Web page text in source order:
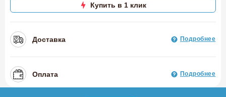
Купить в 1 клик
Доставка Подробнее
Оплата Подробнее